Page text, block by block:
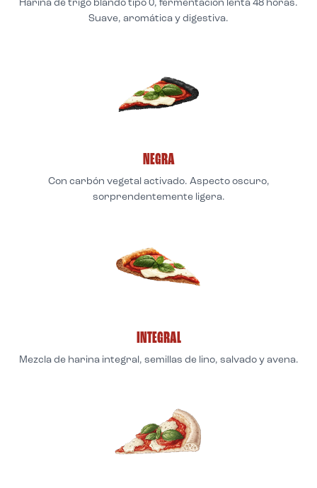
Harina de trigo blando tipo 0, fermentación lenta 48 horas.
Suave, aromática y digestiva.
NEGRA
Con carbón vegetal activado. Aspecto oscuro,
sorprendentemente ligera.
INTEGRAL
Mezcla de harina integral, semillas de lino, salvado y avena.